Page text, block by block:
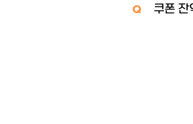
Q 쿠폰